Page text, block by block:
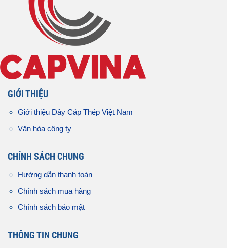
GIỚI THIỆU
Giới thiệu Dây Cáp Thép Việt Nam
Văn hóa công ty
CHÍNH SÁCH CHUNG
Hướng dẫn thanh toán
Chính sách mua hàng
Chính sách bảo mật
THÔNG TIN CHUNG